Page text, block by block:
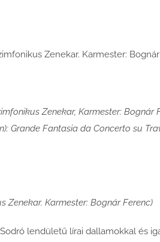
Zenekar. Karmester:
Zenekar, Karmester: Bognár
Grande Fantasia da Concerto su
Zenekar. Karmester: Bognár Ferenc)
lendületű lírai dallamokkal és